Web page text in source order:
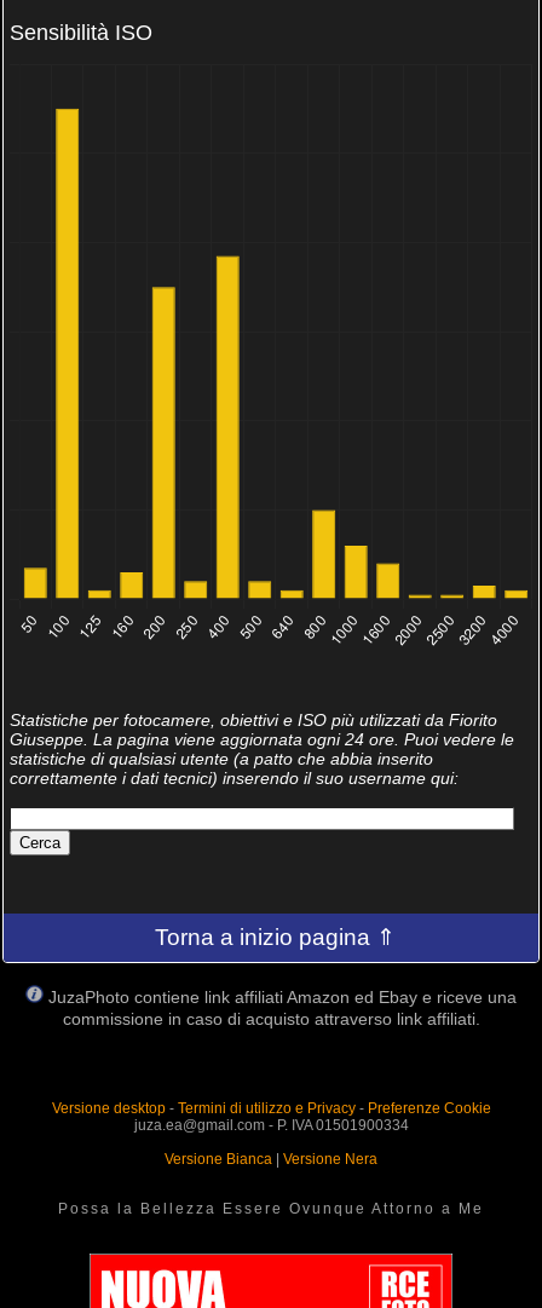
Sensibilità ISO
Statistiche per fotocamere, obiettivi e ISO più utilizzati da Fiorito
Giuseppe. La pagina viene aggiornata ogni 24 ore. Puoi vedere le
statistiche di qualsiasi utente (a patto che abbia inserito
correttamente i dati tecnici) inserendo il suo username qui:
Torna a inizio pagina ⇑
JuzaPhoto contiene link affiliati Amazon ed Ebay e riceve una
commissione in caso di acquisto attraverso link affiliati.
Versione desktop- Termini di utilizzo e Privacy- Preferenze Cookie
juza.ea@gmail.com - P. IVA 01501900334
Versione Bianca
Versione Nera
Possa la Bellezza Essere Ovunque Attorno a Me